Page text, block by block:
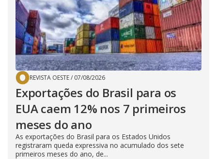
REVISTA OESTE/ 07/08/2026
Exportações do Brasil para os
EUA caem 12% nos 7 primeiros
meses do ano
As exportações do Brasil para os Estados Unidos
registraram queda expressiva no acumulado dos sete
primeiros meses do ano, de...